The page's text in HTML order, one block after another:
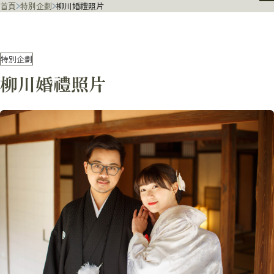
首頁 特別企劃 柳川婚禮照片
柳川婚禮照片
特別企劃